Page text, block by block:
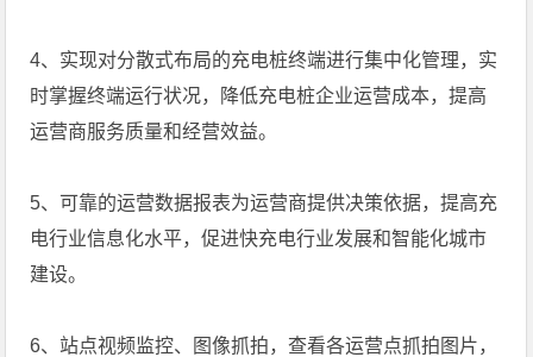
4、实现对分散式布局的充电桩终端进行集中化管理，实
时掌握终端运行状况，降低充电桩企业运营成本，提高
运营商服务质量和经营效益。
5、可靠的运营数据报表为运营商提供决策依据，提高充
电行业信息化水平，促进快充电行业发展和智能化城市
建设。
6、站点视频监控、图像抓拍，查看各运营点抓拍图片，